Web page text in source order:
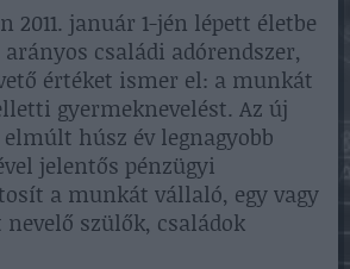
2011. január 1-jén lépett életbe
arányos családi adórendszer,
értéket ismer el: a munkát
gyermeknevelést. Az új
húsz év legnagyobb
jelentős pénzügyi
a munkát vállaló, egy vagy
szülők, családok